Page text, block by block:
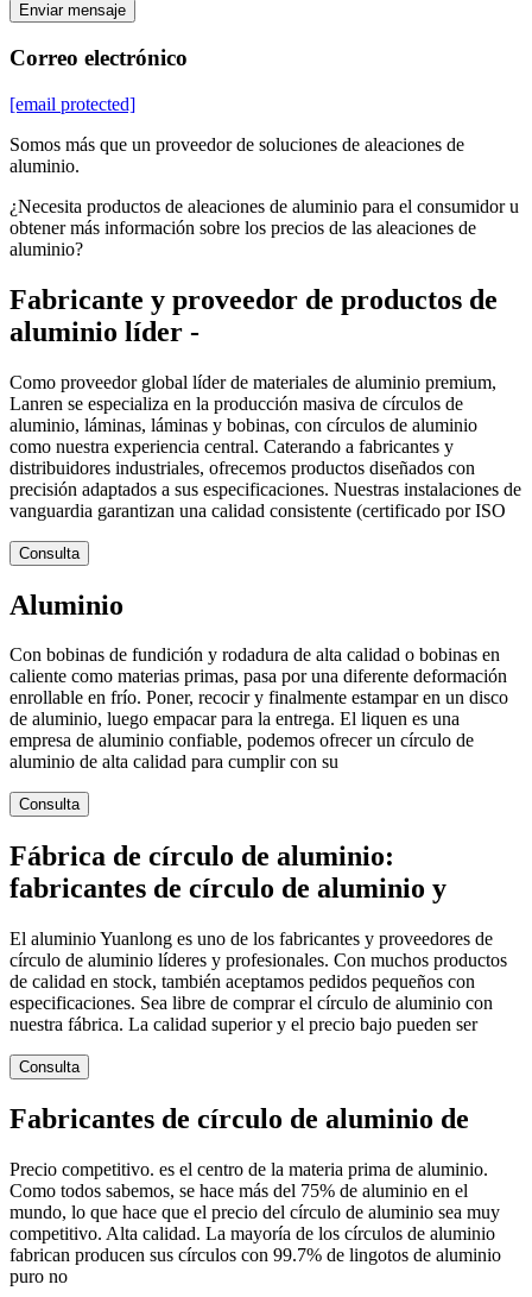
Enviar mensaje
Correo electrónico
[email protected]
Somos más que un proveedor de soluciones de aleaciones de
aluminio.
¿Necesita productos de aleaciones de aluminio para el consumidor u
obtener más información sobre los precios de las aleaciones de
aluminio?
Fabricante y proveedor de productos de
aluminio líder -
Como proveedor global líder de materiales de aluminio premium,
Lanren se especializa en la producción masiva de círculos de
aluminio, láminas, láminas y bobinas, con círculos de aluminio
como nuestra experiencia central. Caterando a fabricantes y
distribuidores industriales, ofrecemos productos diseñados con
precisión adaptados a sus especificaciones. Nuestras instalaciones de
vanguardia garantizan una calidad consistente (certificado por ISO
Consulta
Aluminio
Con bobinas de fundición y rodadura de alta calidad o bobinas en
caliente como materias primas, pasa por una diferente deformación
enrollable en frío. Poner, recocir y finalmente estampar en un disco
de aluminio, luego empacar para la entrega. El liquen es una
empresa de aluminio confiable, podemos ofrecer un círculo de
aluminio de alta calidad para cumplir con su
Consulta
Fábrica de círculo de aluminio:
fabricantes de círculo de aluminio y
El aluminio Yuanlong es uno de los fabricantes y proveedores de
círculo de aluminio líderes y profesionales. Con muchos productos
de calidad en stock, también aceptamos pedidos pequeños con
especificaciones. Sea libre de comprar el círculo de aluminio con
nuestra fábrica. La calidad superior y el precio bajo pueden ser
Consulta
Fabricantes de círculo de aluminio de
Precio competitivo. es el centro de la materia prima de aluminio.
Como todos sabemos, se hace más del 75% de aluminio en el
mundo, lo que hace que el precio del círculo de aluminio sea muy
competitivo. Alta calidad. La mayoría de los círculos de aluminio
fabrican producen sus círculos con 99.7% de lingotos de aluminio
puro no